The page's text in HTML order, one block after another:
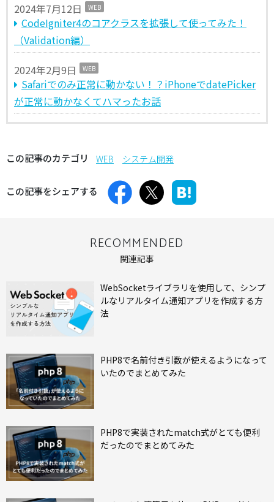
2024年7月12日 WEB
CodeIgniter4のコアクラスを拡張して使ってみた！
（Validation編）
2024年2月9日 WEB
Safariでのみ正常に動かない！？iPhoneでdatePicker
が正常に動かなくてハマったお話
この記事のカテゴリ WEB システム開発
この記事をシェアする
RECOMMENDED
関連記事
WebSocketライブラリを使用して、シンプ
ルなリアルタイム通知アプリを作成する方
法
PHP8で名前付き引数が使えるようになって
いたのでまとめてみた
PHP8で実装されたmatch式がとても便利
だったのでまとめてみた